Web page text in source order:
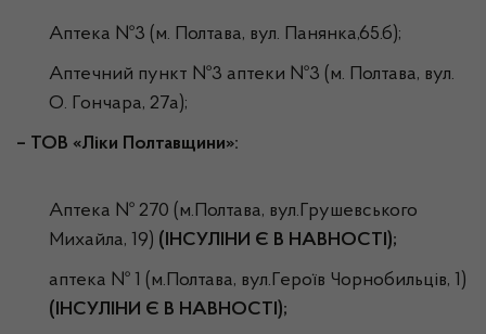
Аптека №3 (м. Полтава, вул. Панянка,65.б);
Аптечний пункт №3 аптеки №3 (м. Полтава, вул.
О. Гончара, 27а);
– ТОВ «Ліки Полтавщини»:
Аптека № 270 (м.Полтава, вул.Грушевського
Михайла, 19) (ІНСУЛІНИ Є В НАВНОСТІ);
аптека № 1 (м.Полтава, вул.Героїв Чорнобильців, 1)
(ІНСУЛІНИ Є В НАВНОСТІ);